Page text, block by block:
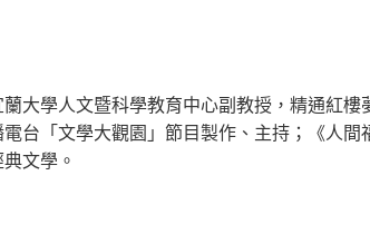
大學人文暨科學教育中心副教授，精通紅
台「文學大觀園」節目製作、主持；《人
文學。